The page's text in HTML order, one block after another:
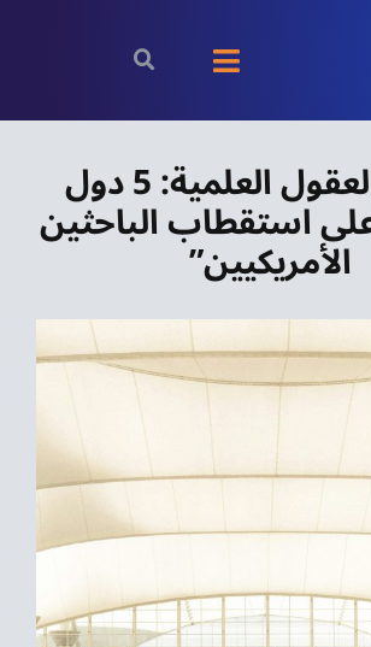
Toggle
Navigation
بودكاست
رياضة
مقالات
موسيقى الشرق
من نحن
“هجرة العقول العلمية: 5 دول
استقطاب الباحثين
الأمريكيين”